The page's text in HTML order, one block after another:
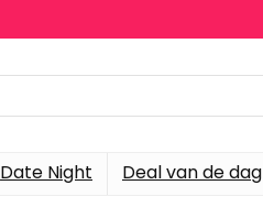
Date Night Deal van de dag